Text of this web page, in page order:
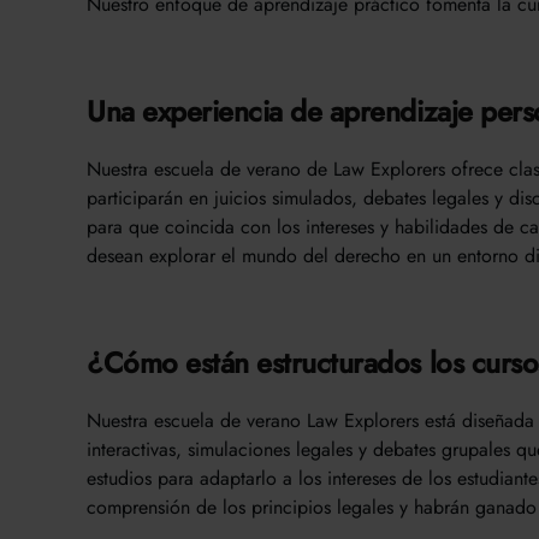
Una experiencia de aprendizaje
Nuestra escuela de verano de Law Explorers ofrece
participarán en juicios simulados, debates legales y
para que coincida con los intereses y habilidades de
desean explorar el mundo del derecho en un entorno
¿Cómo están estructurados los
Nuestra escuela de verano Law Explorers está
interactivas, simulaciones legales y debates grupales
estudios para adaptarlo a los intereses de los
comprensión de los principios legales y habrán